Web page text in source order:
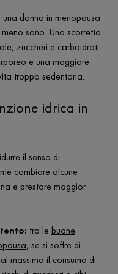
donna in menopausa
sano. Una scorretta
zuccheri e carboidrati
e una maggiore
troppo sedentaria.
idrica in
il senso di
cambiare alcune
e prestare maggior
tra le buone
, se si soffre di
massimo il consumo di